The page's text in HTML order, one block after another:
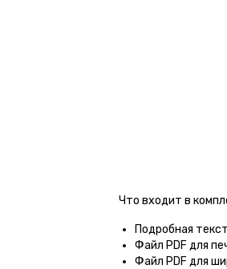
Что входит в
Подробная
Файл PDF для
Файл PDF для